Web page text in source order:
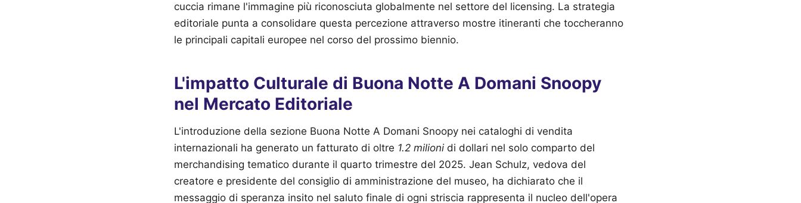
cuccia rimane l'immagine più riconosciuta globalmente nel settore del licensing. La strategia
editoriale punta a consolidare questa percezione attraverso mostre itineranti che toccheranno
le principali capitali europee nel corso del prossimo biennio.
L'impatto Culturale di Buona Notte A Domani Snoopy
nel Mercato Editoriale
L'introduzione della sezione Buona Notte A Domani Snoopy nei cataloghi di vendita
internazionali ha generato un fatturato di oltre 1.2 milioni di dollari nel solo comparto del
merchandising tematico durante il quarto trimestre del 2025. Jean Schulz, vedova del
creatore e presidente del consiglio di amministrazione del museo, ha dichiarato che il
messaggio di speranza insito nel saluto finale di ogni striscia rappresenta il nucleo dell'opera